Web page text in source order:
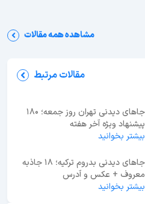
مشاهده همه مقالات
مقالات مرتبط
جاهای دیدنی تهران روز جمعه؛ 180
پیشنهاد ویژه آخر هفته
بیشتر بخوانید
جاهای دیدنی بدروم ترکیه؛ 18 جاذبه
معروف + عکس و آدرس
بیشتر بخوانید